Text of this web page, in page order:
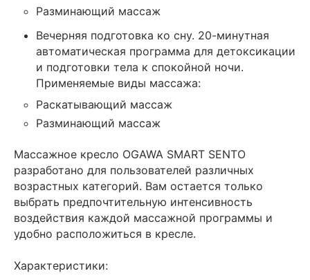
Разминающий массаж
Вечерняя подготовка ко сну. 20-минутная
автоматическая программа для детоксикации
и подготовки тела к спокойной ночи.
Применяемые виды массажа:
Раскатывающий массаж
Разминающий массаж
Массажное кресло OGAWA SMART SENTO
разработано для пользователей различных
возрастных категорий. Вам остается только
выбрать предпочтительную интенсивность
воздействия каждой массажной программы и
удобно расположиться в кресле.
Характеристики: